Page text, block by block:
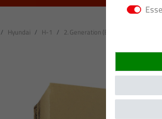
Hyundai H-1 2. Generation (Baujahr: 02.2008 - )